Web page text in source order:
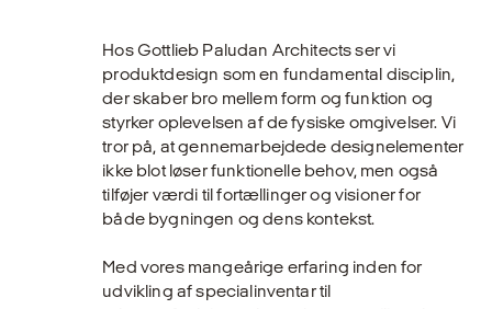
Hos Gottlieb Paludan Architects ser vi
produktdesign som en fundamental disciplin,
der skaber bro mellem form og funktion og
styrker oplevelsen af de fysiske omgivelser. Vi
tror på, at gennemarbejdede designelementer
ikke blot løser funktionelle behov, men også
tilføjer værdi til fortællinger og visioner for
både bygningen og dens kontekst.
Med vores mangeårige erfaring inden for
udvikling af specialinventar til